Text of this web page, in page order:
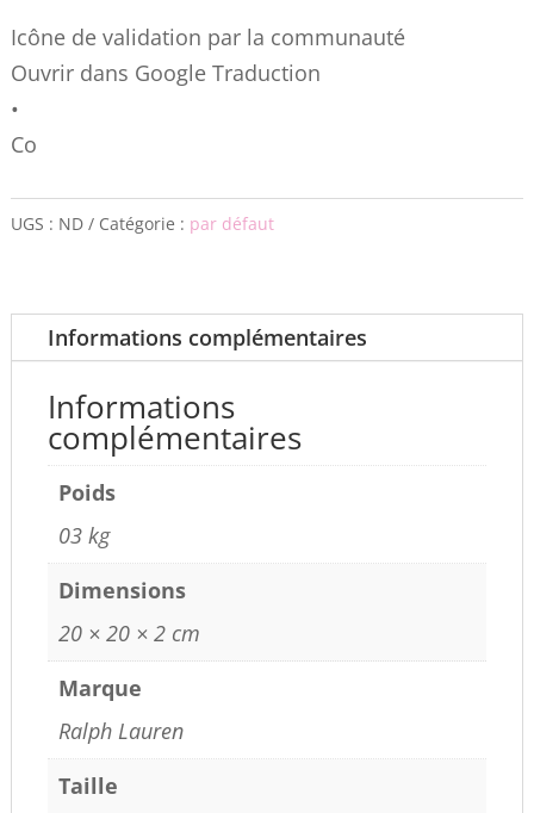
Icône de validation par la communauté
Ouvrir dans Google Traduction
•
Co
UGS : ND Catégorie : par défaut
Informations complémentaires
Informations
complémentaires
Poids
03 kg
Dimensions
20 × 20 × 2 cm
Marque
Ralph Lauren
Taille